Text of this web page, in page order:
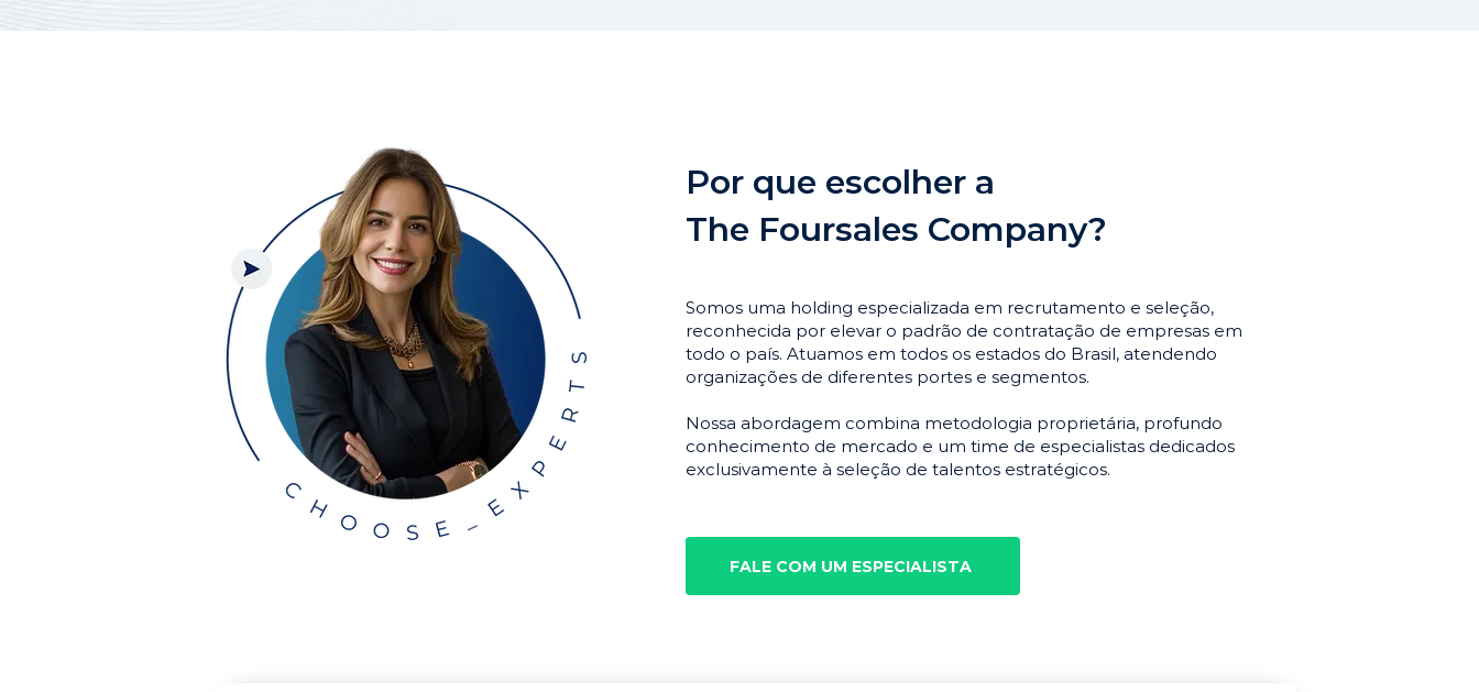
Por que escolher a
The Foursales Company?
Somos uma holding especializada em recrutamento e seleção,
reconhecida por elevar o padrão de contratação de empresas em
todo o país. Atuamos em todos os estados do Brasil, atendendo
organizações de diferentes portes e segmentos.
Nossa abordagem combina metodologia proprietária, profundo
conhecimento de mercado e um time de especialistas dedicados
exclusivamente à seleção de talentos estratégicos.
FALE COM UM ESPECIALISTA